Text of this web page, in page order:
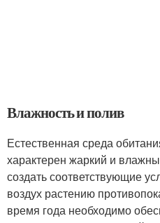
Влажность и полив
Естественная среда
характерен жаркий и
создать соответствующие
воздух растению
время года необходимо